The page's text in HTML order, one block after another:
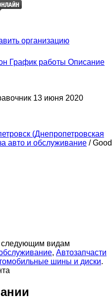
организацию
График работы Описание
13 июня 2020
(Днепропетровская
авто и обслуживание / Good
следующим видам
, Автозапчасти
шины и диски.